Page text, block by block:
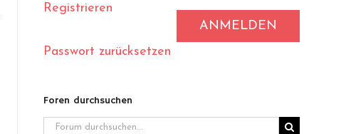
ANMELDEN
Registrieren
Passwort zurücksetzen
Foren durchsuchen